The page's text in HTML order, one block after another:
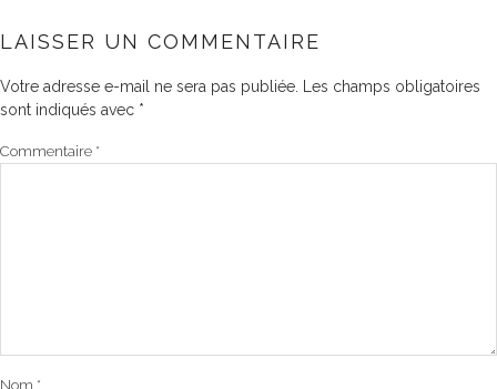
LAISSER UN COMMENTAIRE
Votre adresse e-mail ne sera pas publiée.
Les champs obligatoires
sont indiqués avec *
Commentaire *
Nom *